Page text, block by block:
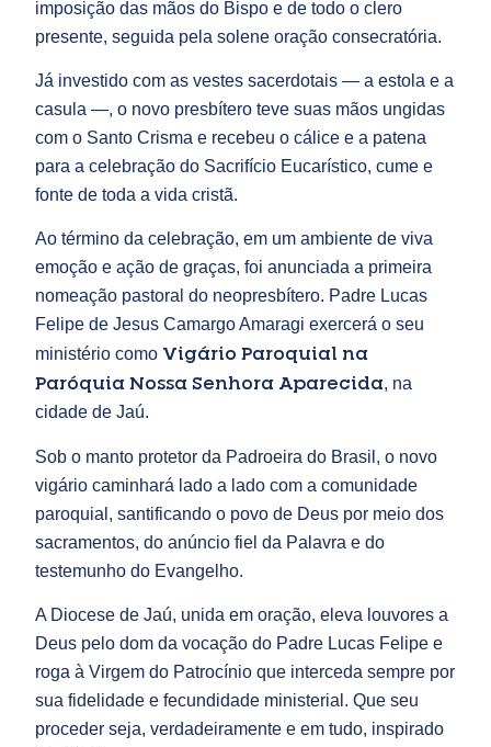
imposição das mãos do Bispo e de todo o clero
presente, seguida pela solene oração consecratória.
Já investido com as vestes sacerdotais — a estola e a
casula —, o novo presbítero teve suas mãos ungidas
com o Santo Crisma e recebeu o cálice e a patena
para a celebração do Sacrifício Eucarístico, cume e
fonte de toda a vida cristã.
Ao término da celebração, em um ambiente de viva
emoção e ação de graças, foi anunciada a primeira
nomeação pastoral do neopresbítero. Padre Lucas
Felipe de Jesus Camargo Amaragi exercerá o seu
ministério como Vigário Paroquial na
Paróquia Nossa Senhora Aparecida, na
cidade de Jaú.
Sob o manto protetor da Padroeira do Brasil, o novo
vigário caminhará lado a lado com a comunidade
paroquial, santificando o povo de Deus por meio dos
sacramentos, do anúncio fiel da Palavra e do
testemunho do Evangelho.
A Diocese de Jaú, unida em oração, eleva louvores a
Deus pelo dom da vocação do Padre Lucas Felipe e
roga à Virgem do Patrocínio que interceda sempre por
sua fidelidade e fecundidade ministerial. Que seu
proceder seja, verdadeiramente e em tudo, inspirado